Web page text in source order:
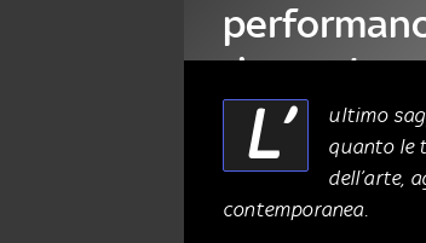
risponde
LETTERATURA 29
L’
ultimo
quanto le
dell’arte,
contemporanea.